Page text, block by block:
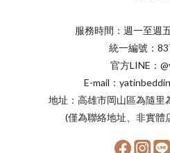
服務時間：週一至週
統一編號：
官方LINE：
E-mail：
地址：高雄市岡山區為隨里
(僅為聯絡地址、非實體